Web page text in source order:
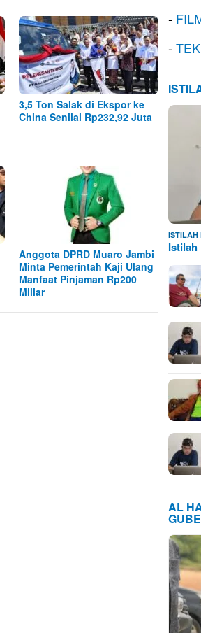
3,5 Ton Salak di Ekspor ke
China Senilai Rp232,92 Juta
Anggota DPRD Muaro Jambi
Minta Pemerintah Kaji Ulang
Manfaat Pinjaman Rp200
Miliar
-
-
ISTILAH
Istilah
AL